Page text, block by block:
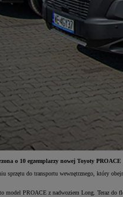
o 10 egzemplarzy nowej Toyoty
do transportu wewnętrznego, który
model PROACE z nadwoziem Long. Teraz